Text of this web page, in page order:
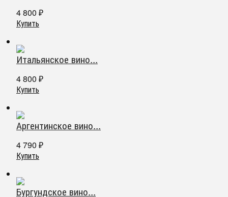
4 800 ₽
Купить
Итальянское вино...
4 800 ₽
Купить
Аргентинское вино...
4 790 ₽
Купить
Бургундское вино...